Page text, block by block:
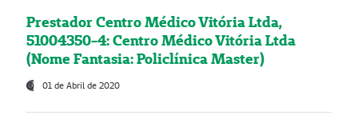
Prestador Centro Médico Vitória Ltda,
51004350-4: Centro Médico Vitória Ltda
(Nome Fantasia: Policlínica Master)
01 de Abril de 2020